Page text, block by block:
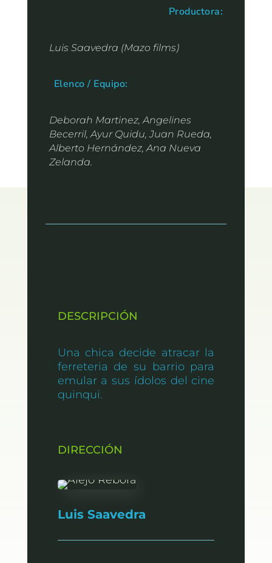
Productora:
Luis Saavedra (Mazo films)
Elenco / Equipo:
Deborah Martinez, Angelines
Becerril, Ayur Quidu, Juan Rueda,
Alberto Hernández, Ana Nueva
Zelanda.
DESCRIPCIÓN
Una chica decide atracar la
ferreteria de su barrio para
emular a sus ídolos del cine
quinqui.
DIRECCIÓN
Luis Saavedra